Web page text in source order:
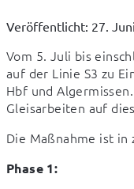
Veröffentlicht: 27.
Vom 5. Juli bis
auf der Linie S3 zu
Hbf und
Gleisarbeiten auf
Die Maßnahme ist
Phase 1: